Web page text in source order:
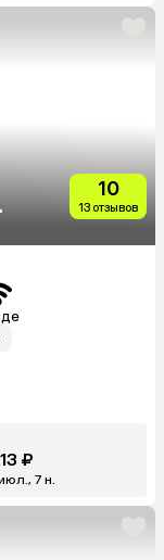
10
13 отзывов
₽
7 н.